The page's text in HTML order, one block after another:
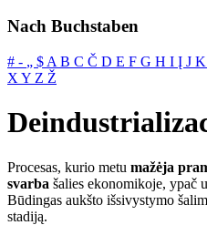
Nach Buchstaben
# ‐ „ $ A B C Č D E F G H I Į J K
X Y Z Ž
Procesas, kurio metu mažėja
svarba šalies ekonomikoje, ypač
Būdingas aukšto išsivystymo
stadiją.